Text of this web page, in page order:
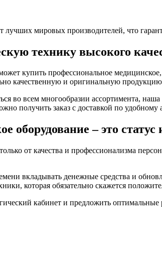
мировых производителей, что
технику высокого
купить профессиональное
качественную и оригинальную
во всем многообразии ассортимента,
получить заказ с доставкой по удобному
оборудование – это
от качества и профессионализма
вкладывать денежные средства и
которая обязательно скажется
кабинет и предложить